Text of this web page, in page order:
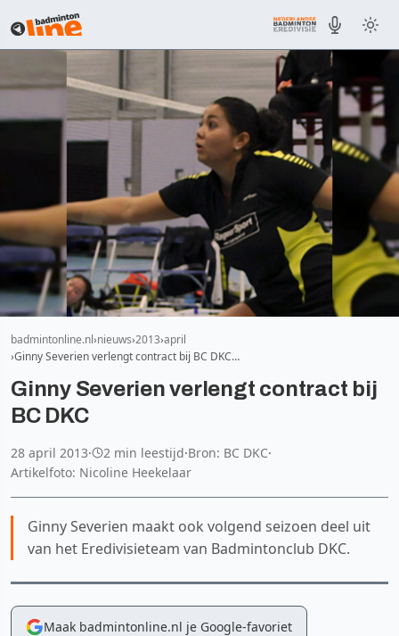
badmintonline.nl nieuws 2013 april
Ginny Severien verlengt contract bij BC DKC…
Ginny Severien verlengt contract bij
BC DKC
28 april 2013· 2 min leestijd·Bron: BC DKC·
Artikelfoto: Nicoline Heekelaar
Ginny Severien maakt ook volgend seizoen deel uit
van het Eredivisieteam van Badmintonclub DKC.
Maak badmintonline.nl je Google-favoriet